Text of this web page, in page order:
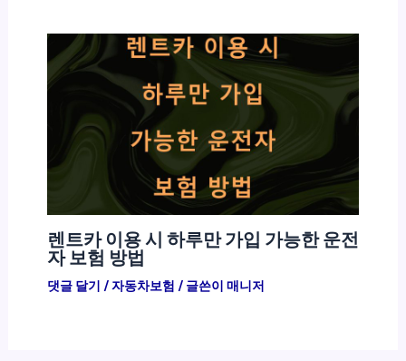
렌트카 이용 시 하루만 가입 가능한 운전
자 보험 방법
댓글 달기 /자동차보험 / 글쓴이 매니저